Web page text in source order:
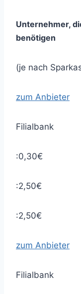
Unternehmer,
benötigen
(je nach
zum Anbieter
Filialbank
:0,30€
:2,50€
:2,50€
zum Anbieter
Filialbank